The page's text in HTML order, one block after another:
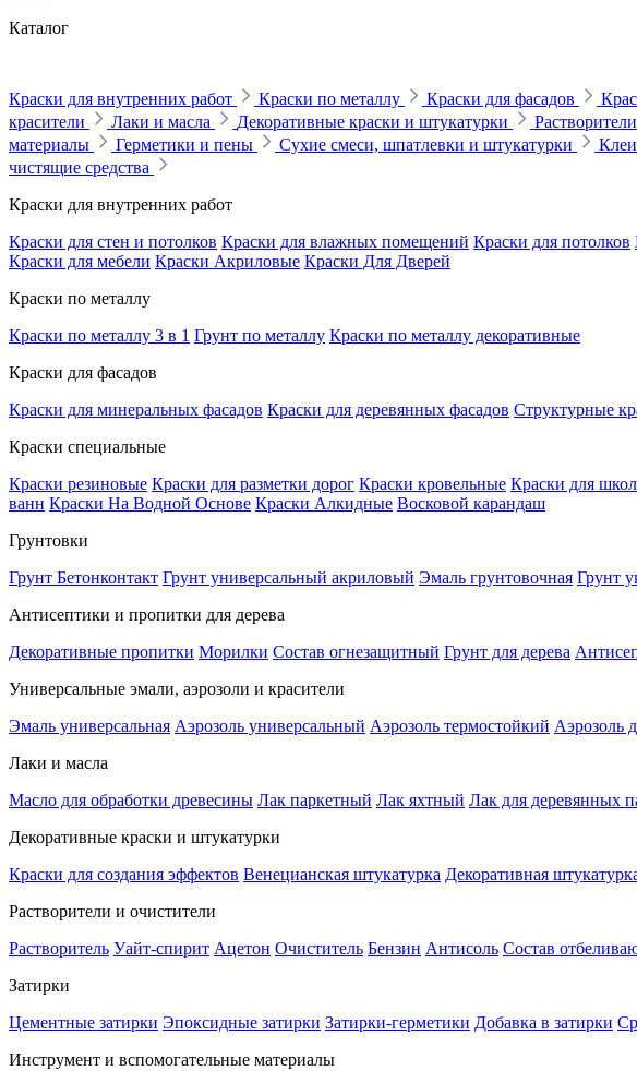
Каталог
Краски для внутренних работ Краски по металлу Краски для фасадов
красители
Лаки и масла Декоративные краски и штукатурки
материалы
Герметики и пены Сухие смеси, шпатлевки и штукатурки
чистящие средства
Краски для внутренних работ
Краски для стен и потолков Краски для влажных помещений Краски для потолков
Краски для мебели Краски Акриловые Краски Для Дверей
Краски по металлу
Краски по металлу 3 в 1 Грунт по металлу Краски по металлу декоративные
Краски для фасадов
Краски для минеральных фасадов Краски для деревянных фасадов Структурные
Краски специальные
Краски резиновые Краски для разметки дорог Краски кровельные Краски для
ванн Краски На Водной Основе Краски Алкидные Восковой карандаш
Грунтовки
Грунт Бетонконтакт Грунт универсальный акриловый Эмаль грунтовочная Грунт
Антисептики и пропитки для дерева
Декоративные пропитки Морилки Состав огнезащитный Грунт для дерева
Универсальные эмали, аэрозоли и красители
Эмаль универсальная Аэрозоль универсальный Аэрозоль термостойкий Аэрозоль
Лаки и масла
Масло для обработки древесины Лак паркетный Лак яхтный Лак для деревянных
Декоративные краски и штукатурки
Краски для создания эффектов Венецианская штукатурка Декоративная
Растворители и очистители
Растворитель Уайт-спирит Ацетон Очиститель Бензин Антисоль Состав
Затирки
Цементные затирки Эпоксидные затирки Затирки-герметики Добавка в затирки
Инструмент и вспомогательные материалы